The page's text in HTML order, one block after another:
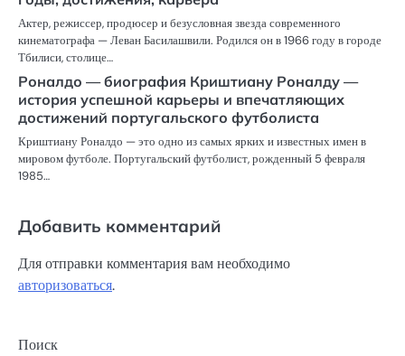
Актер, режиссер, продюсер и безусловная звезда современного
кинематографа — Леван Басилашвили. Родился он в 1966 году в городе
Тбилиси, столице…
Роналдо — биография Криштиану Роналду —
история успешной карьеры и впечатляющих
достижений португальского футболиста
Криштиану Роналдо — это одно из самых ярких и известных имен в
мировом футболе. Португальский футболист, рожденный 5 февраля
1985…
Добавить комментарий
Для отправки комментария вам необходимо
авторизоваться.
Поиск